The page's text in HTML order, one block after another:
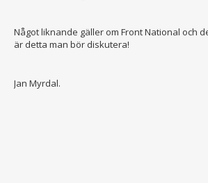
Något liknande gäller om Front National och
är detta man bör diskutera!
Jan Myrdal.